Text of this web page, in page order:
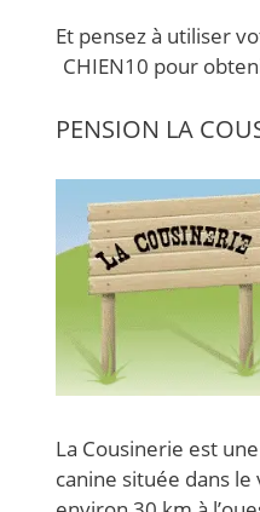
Et pensez à utiliser
CHIEN10 pour
PENSION LA
La Cousinerie est
canine située dans le